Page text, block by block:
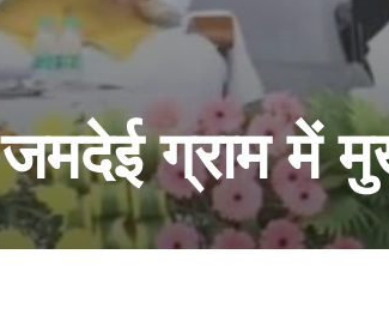
जमदेई ग्राम में